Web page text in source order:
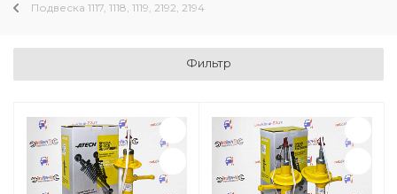
Подвеска 1117, 1118, 1119, 2192, 2194
Фильтр